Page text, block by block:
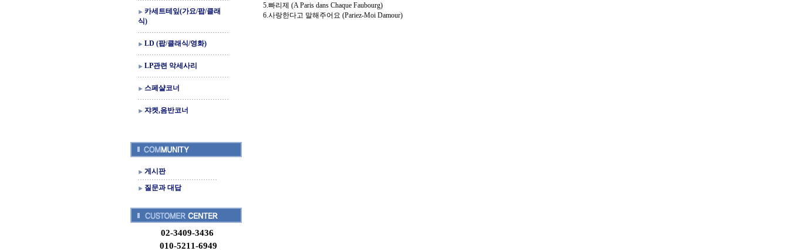
카세트테잎(가요/팝/클래
식)
LD (팝/클래식/영화)
LP관련 악세사리
스페샬코너
쟈켓,음반코너
게시판
질문과 대답
02-3409-3436
010-5211-6949
5.빠리제 (A Paris dans Chaque Faubourg)
6.사랑한다고 말해주어요 (Pariez-Moi Damour)